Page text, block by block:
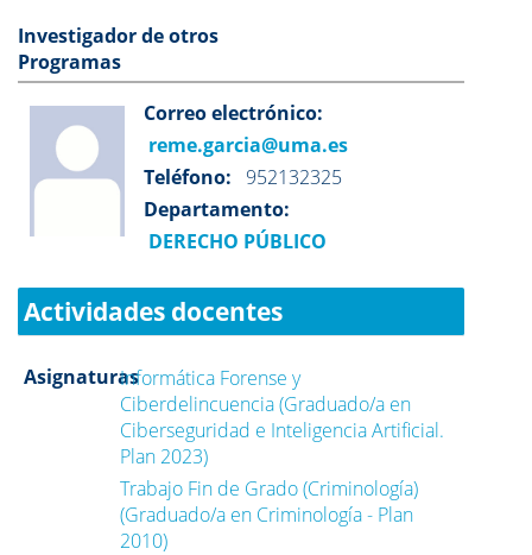
Investigador de otros
Programas
Correo electrónico:
reme.garcia@uma.es
Teléfono: 952132325
Departamento:
DERECHO PÚBLICO
Actividades docentes
AsignaturasInformática Forense y
Ciberdelincuencia (Graduado/a en
Ciberseguridad e Inteligencia Artificial.
Plan 2023)
Trabajo Fin de Grado (Criminología)
(Graduado/a en Criminología - Plan
2010)